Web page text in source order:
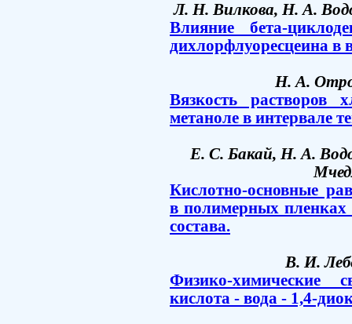
Л. Н. Вилкова, Н. А.
Влияние бета-
дихлорфлуоресцеина в
Н. А.
Вязкость растворов
метаноле в интервале
Е. С. Бакай, Н. А.
Кислотно-основные
в полимерных
состава.
В. И.
Физико-химические
кислота - вода - 1,4-